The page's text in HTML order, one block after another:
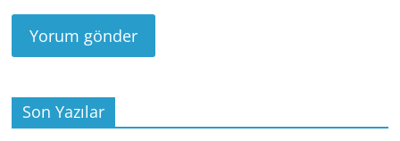
Son Yazılar